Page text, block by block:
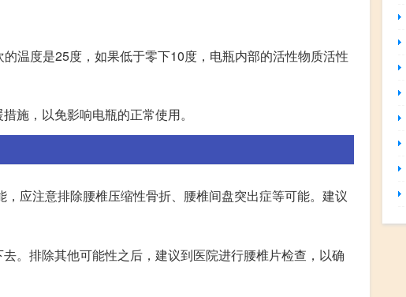
温度是25度，如果低于零下10度，电瓶内部的活性物质活性
施，以免影响电瓶的正常使用。
，应注意排除腰椎压缩性骨折、腰椎间盘突出症等可能。建议
。排除其他可能性之后，建议到医院进行腰椎片检查，以确